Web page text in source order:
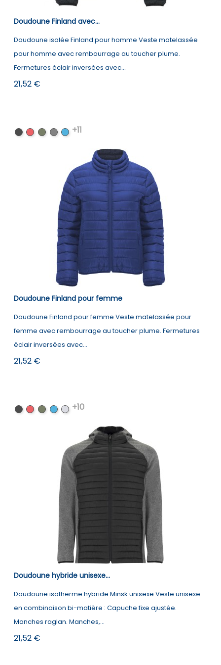
Doudoune Finland avec...
Doudoune isolée Finland pour homme Veste matelassée
pour homme avec rembourrage au toucher plume.
Fermetures éclair inversées avec...
Prix
21,52 €
NoirRouge
VertNoirElectric
+11
Doudoune Finland pour femme
Doudoune Finland pour femme Veste matelassée pour
femme avec rembourrage au toucher plume. Fermetures
éclair inversées avec...
Prix
21,52 €
NoirRouge
VertElectric
Garnet
+10
Doudoune hybride unisexe...
Doudoune isotherme hybride Minsk unisexe Veste unisexe
en combinaison bi-matière : Capuche fixe ajustée.
Manches raglan. Manches,...
Prix
21,52 €